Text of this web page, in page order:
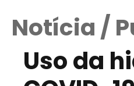
Notícia /
Uso da